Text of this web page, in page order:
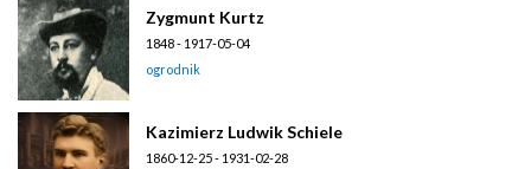
Zygmunt Kurtz
1848 - 1917-05-04
ogrodnik
Kazimierz Ludwik Schiele
1860-12-25 - 1931-02-28